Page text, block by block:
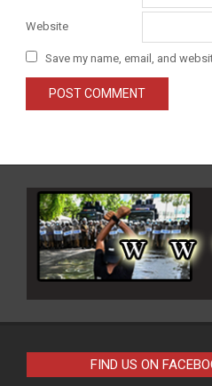
Website
Save my name, email, and
FIND US ON